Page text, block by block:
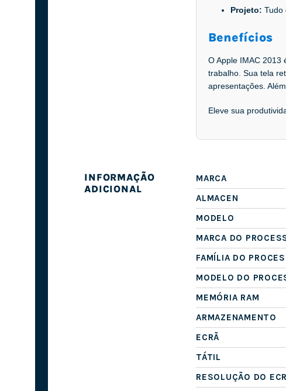
Projeto:Tudo
Benefícios
O Apple IMAC 2013
trabalho. Sua tela
apresentações.
Eleve sua
INFORMAÇÃO
ADICIONAL
MARCA
ALMACEN
MODELO
MARCA DO
FAMÍLIA DO
MODELO DO
MEMÓRIA RAM
ARMAZENAMENTO
ECRÃ
TÁTIL
RESOLUÇÃO DO